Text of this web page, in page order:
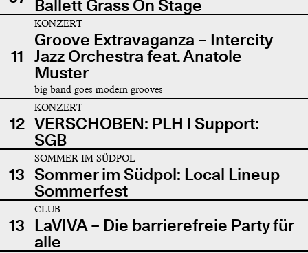
Ballett Grass On Stage
11
KONZERT
Groove Extravaganza – Intercity
Jazz Orchestra feat. Anatole
Muster
big band goes modern grooves
12
KONZERT
VERSCHOBEN: PLH | Support:
SGB
13
SOMMER IM SÜDPOL
Sommer im Südpol: Local Lineup
Sommerfest
13
CLUB
LaVIVA – Die barrierefreie Party für
alle